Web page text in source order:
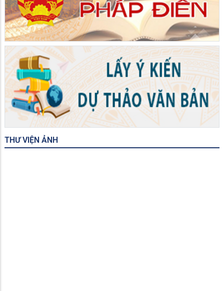
THƯ VIỆN ẢNH